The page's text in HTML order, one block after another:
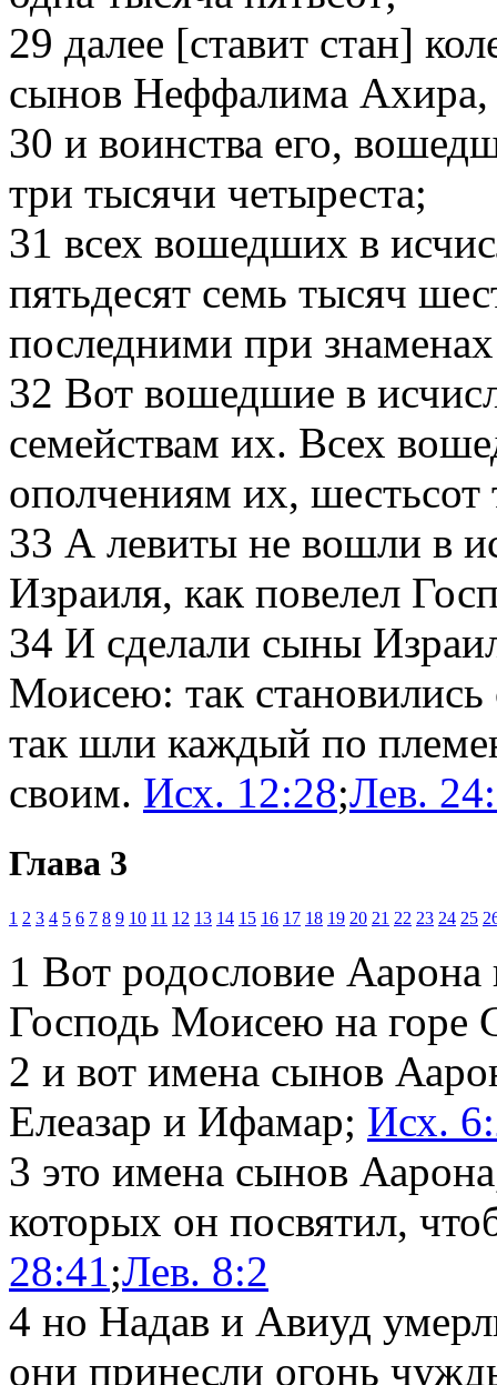
29 далее [ставит стан]
сынов Неффалима
30 и воинства его,
три тысячи четыреста;
31 всех вошедших в
пятьдесят семь тысяч
последними при
32 Вот вошедшие в
семействам их. Всех
ополчениям их, шестьсот
33 А левиты не вошли в
Израиля, как повелел
34 И сделали сыны
Моисею: так
так шли каждый по
своим. Исх. 12:28;Лев.
Глава 3
1 2 3 4 5 6 7 8 9 10 11 12 13 14 15 16 17 18 19 20 21 22 23 24 25
1 Вот родословие
Господь Моисею на горе
2 и вот имена сынов
Елеазар и Ифамар; Исх.
3 это имена сынов
которых он посвятил,
28:41;Лев. 8:2
4 но Надав и Авиуд
они принесли огонь